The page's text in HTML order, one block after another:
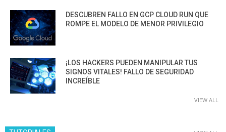
DESCUBREN FALLO EN GCP CLOUD RUN QUE
ROMPE EL MODELO DE MENOR PRIVILEGIO
¡LOS HACKERS PUEDEN MANIPULAR TUS
SIGNOS VITALES! FALLO DE SEGURIDAD
INCREÍBLE
VIEW ALL